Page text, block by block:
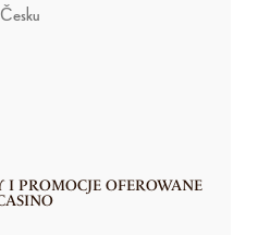
I PROMOCJE OFEROWANE